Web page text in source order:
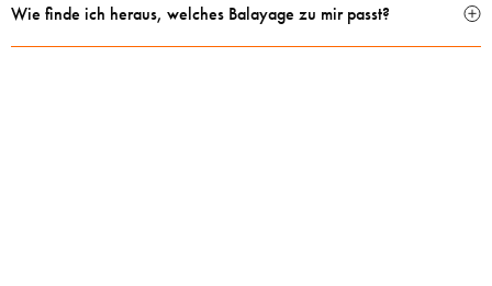
Wie finde ich heraus, welches Balayage zu mir passt?